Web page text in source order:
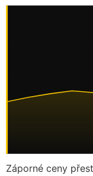
Záporné ceny